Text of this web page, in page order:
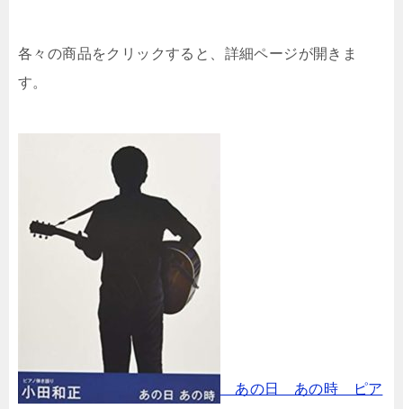
各々の商品をクリックすると、詳細ページが開きま
す。
あの日 あの時 ピア